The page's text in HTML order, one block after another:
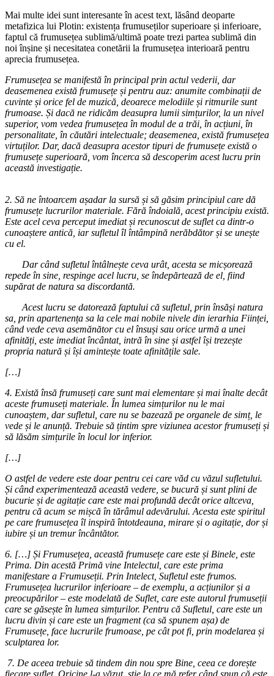
Mai multe idei sunt interesante în acest text, lăsând deoparte
metafizica lui Plotin: existența frumuseților superioare și inferioare,
faptul că frumusețea sublimă/ultimă poate trezi partea sublimă din
noi înșine și necesitatea conetării la frumusețea interioară pentru
aprecia frumusețea.
Frumusețea se manifestă în principal prin actul vederii, dar
deasemenea există frumusețe și pentru auz: anumite combinații de
cuvinte și orice fel de muzică, deoarece melodiile și ritmurile sunt
frumoase. Și dacă ne ridicăm deasupra lumii simțurilor, la un nivel
superior, vom vedea frumusețea în modul de a trăi, în acțiuni, în
personalitate, în căutări intelectuale; deasemenea, există frumusețea
virtuților. Dar, dacă deasupra acestor tipuri de frumusețe există o
frumusețe superioară, vom încerca să descoperim acest lucru prin
această investigație.
2. Să ne întoarcem așadar la sursă și să găsim principiul care dă
frumusețe lucrurilor materiale. Fără îndoială, acest principiu există.
Este acel ceva perceput imediat și recunoscut de suflet ca dintr-o
cunoaștere antică, iar sufletul îl întâmpină nerăbdător și se unește
cu el.
Dar când sufletul întâlnește ceva urât, acesta se micșorează
repede în sine, respinge acel lucru, se îndepărtează de el, fiind
supărat de natura sa discordantă.
Acest lucru se datorează faptului că sufletul, prin însăși natura
sa, prin apartenența sa la cele mai nobile nivele din ierarhia Ființei,
când vede ceva asemănător cu el însuși sau orice urmă a unei
afinități, este imediat încântat, intră în sine și astfel își trezește
propria natură și își amintește toate afinitățile sale.
[…]
4. Există însă frumuseți care sunt mai elementare și mai înalte decât
aceste frumuseți materiale. În lumea simțurilor nu le mai
cunoaștem, dar sufletul, care nu se bazează pe organele de simț, le
vede și le anunță. Trebuie să țintim spre viziunea acestor frumuseți și
să lăsăm simțurile în locul lor inferior.
[…]
O astfel de vedere este doar pentru cei care văd cu văzul sufletului.
Și când experimentează această vedere, se bucură și sunt plini de
bucurie și de agitație care este mai profundă decât orice altceva,
pentru că acum se mișcă în tărâmul adevărului. Acesta este spiritul
pe care frumusețea îl inspiră întotdeauna, mirare și o agitație, dor și
iubire și un tremur încântător.
6. […] Și Frumusețea, această frumusețe care este și Binele, este
Prima. Din acestă Primă vine Intelectul, care este prima
manifestare a Frumuseții. Prin Intelect, Sufletul este frumos.
Frumusețea lucrurilor inferioare – de exemplu, a acțiunilor și a
preocupărilor – este modelată de Suflet, care este autorul frumuseții
care se găsește în lumea simțurilor. Pentru că Sufletul, care este un
lucru divin și care este un fragment (ca să spunem așa) de
Frumusețe, face lucrurile frumoase, pe cât pot fi, prin modelarea și
sculptarea lor.
7. De aceea trebuie să tindem din nou spre Bine, ceea ce dorește
fiecare suflet. Oricine l-a văzut, știe la ce mă refer când spun că este